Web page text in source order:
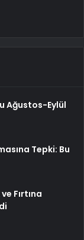
Ağustos-Eylül
Tepki: Bu
Fırtına